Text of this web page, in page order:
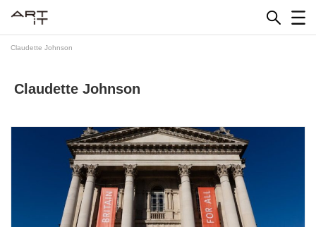
Claudette Johnson
Claudette Johnson